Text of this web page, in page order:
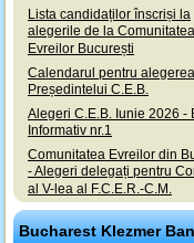
Lista candidaților înscriși la
alegerile de la Comunitatea
Evreilor București
Calendarul pentru alegerea
Președintelui C.E.B.
Alegeri C.E.B. Iunie 2026 -
Informativ nr.1
Comunitatea Evreilor din
- Alegeri delegați pentru
al V-lea al F.C.E.R.-C.M.
Bucharest Klezmer